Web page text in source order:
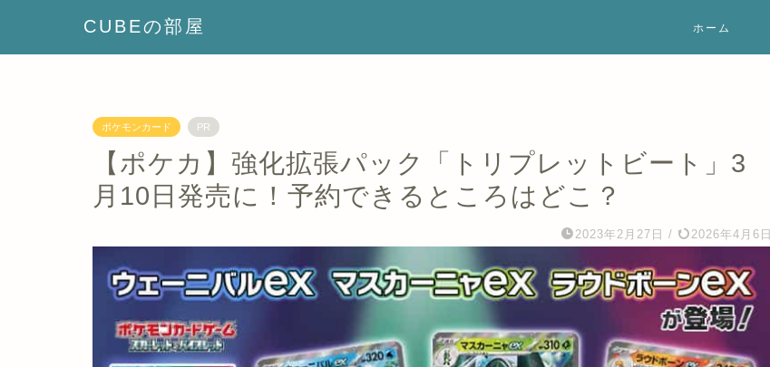
CUBEの部屋 ホーム
ポケモンカード PR
【ポケカ】強化拡張パック「トリプレットビート」3
月10日発売に！予約できるところはどこ？
2023年2月27日 / 2026年4月6日